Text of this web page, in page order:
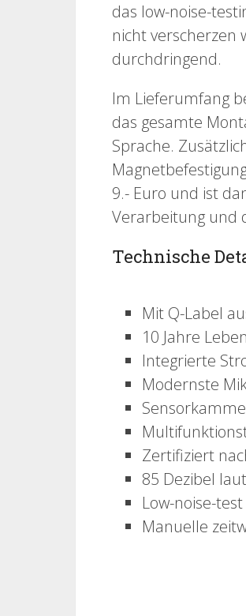
das low-noise-
nicht verscherzen
durchdringend.
Im Lieferumfang
das gesamte
Sprache.
9.- Euro und ist
Verarbeitung und
Technische
Mit Q-Label
10 Jahre
Integrierte
Modernste
Zertifiziert
85 Dezibel
Low-noise-
Manuelle